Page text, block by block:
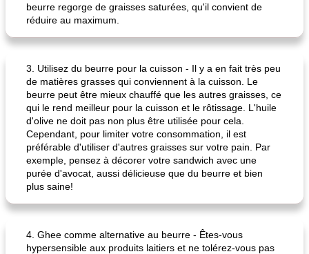
beurre regorge de graisses saturées, qu'il convient de
réduire au maximum.
3. Utilisez du beurre pour la cuisson - Il y a en fait très peu
de matières grasses qui conviennent à la cuisson. Le
beurre peut être mieux chauffé que les autres graisses, ce
qui le rend meilleur pour la cuisson et le rôtissage. L'huile
d'olive ne doit pas non plus être utilisée pour cela.
Cependant, pour limiter votre consommation, il est
préférable d'utiliser d'autres graisses sur votre pain. Par
exemple, pensez à décorer votre sandwich avec une
purée d'avocat, aussi délicieuse que du beurre et bien
plus saine!
4. Ghee comme alternative au beurre - Êtes-vous
hypersensible aux produits laitiers et ne tolérez-vous pas